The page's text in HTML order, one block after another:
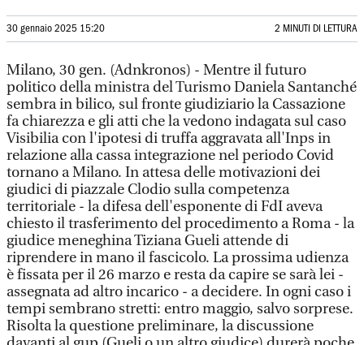
30 gennaio 2025 15:20 2 MINUTI DI LETTURA
Milano, 30 gen. (Adnkronos) - Mentre il futuro
politico della ministra del Turismo Daniela Santanché
sembra in bilico, sul fronte giudiziario la Cassazione
fa chiarezza e gli atti che la vedono indagata sul caso
Visibilia con l'ipotesi di truffa aggravata all'Inps in
relazione alla cassa integrazione nel periodo Covid
tornano a Milano. In attesa delle motivazioni dei
giudici di piazzale Clodio sulla competenza
territoriale - la difesa dell'esponente di FdI aveva
chiesto il trasferimento del procedimento a Roma - la
giudice meneghina Tiziana Gueli attende di
riprendere in mano il fascicolo. La prossima udienza
è fissata per il 26 marzo e resta da capire se sarà lei -
assegnata ad altro incarico - a decidere. In ogni caso i
tempi sembrano stretti: entro maggio, salvo sorprese.
Risolta la questione preliminare, la discussione